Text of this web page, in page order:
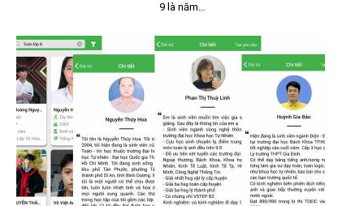
9 là năm…